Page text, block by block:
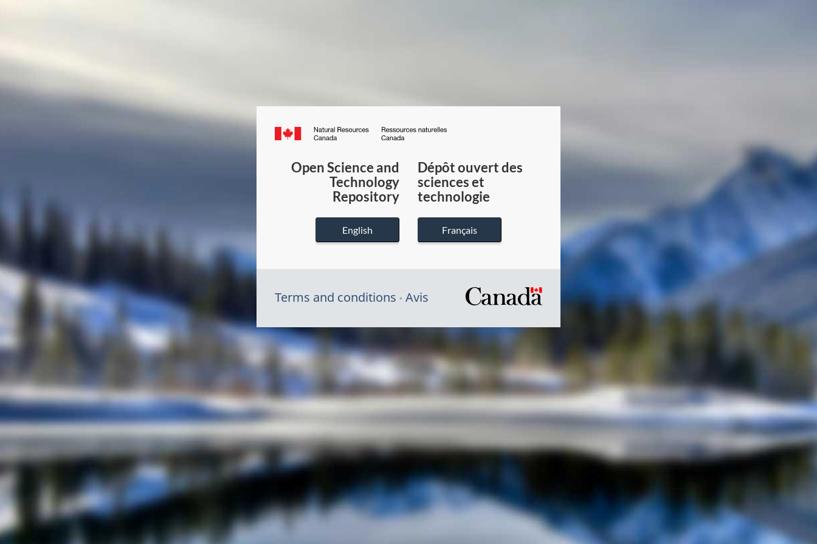
Canada.ca
du
Canada
Open Science and
Technology
Repository
English
Dépôt ouvert des
sciences et
technologie
Français
Terms and conditions Avis
/
gouvernement
du
Canada